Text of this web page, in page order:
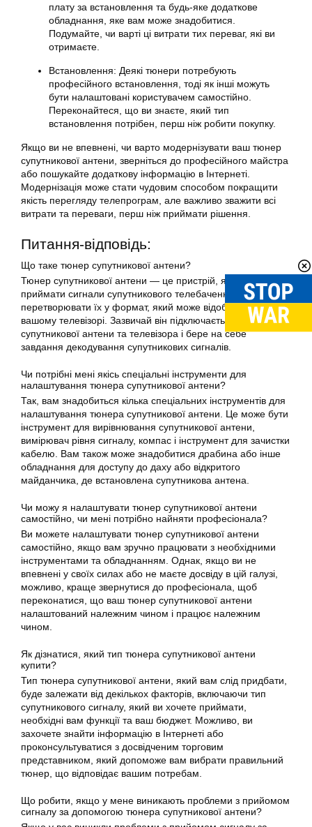
плату за встановлення та будь-яке додаткове
обладнання, яке вам може знадобитися.
Подумайте, чи варті ці витрати тих переваг, які ви
отримаєте.
Встановлення: Деякі тюнери потребують
професійного встановлення, тоді як інші можуть
бути налаштовані користувачем самостійно.
Переконайтеся, що ви знаєте, який тип
встановлення потрібен, перш ніж робити покупку.
Якщо ви не впевнені, чи варто модернізувати ваш тюнер
супутникової антени, зверніться до професійного майстра
або пошукайте додаткову інформацію в Інтернеті.
Модернізація може стати чудовим способом покращити
якість перегляду телепрограм, але важливо зважити всі
витрати та переваги, перш ніж приймати рішення.
Питання-відповідь:
Що таке тюнер супутникової антени?
Тюнер супутникової антени — це пристрій, який дозволяє
приймати сигнали супутникового телебачення і
перетворювати їх у формат, який може відображатися на
вашому телевізорі. Зазвичай він підключається до
супутникової антени та телевізора і бере на себе
завдання декодування супутникових сигналів.
Чи потрібні мені якісь спеціальні інструменти для
налаштування тюнера супутникової антени?
Так, вам знадобиться кілька спеціальних інструментів для
налаштування тюнера супутникової антени. Це може бути
інструмент для вирівнювання супутникової антени,
вимірювач рівня сигналу, компас і інструмент для зачистки
кабелю. Вам також може знадобитися драбина або інше
обладнання для доступу до даху або відкритого
майданчика, де встановлена супутникова антена.
Чи можу я налаштувати тюнер супутникової антени
самостійно, чи мені потрібно найняти професіонала?
Ви можете налаштувати тюнер супутникової антени
самостійно, якщо вам зручно працювати з необхідними
інструментами та обладнанням. Однак, якщо ви не
впевнені у своїх силах або не маєте досвіду в цій галузі,
можливо, краще звернутися до професіонала, щоб
переконатися, що ваш тюнер супутникової антени
налаштований належним чином і працює належним
чином.
Як дізнатися, який тип тюнера супутникової антени
купити?
Тип тюнера супутникової антени, який вам слід придбати,
буде залежати від декількох факторів, включаючи тип
супутникового сигналу, який ви хочете приймати,
необхідні вам функції та ваш бюджет. Можливо, ви
захочете знайти інформацію в Інтернеті або
проконсультуватися з досвідченим торговим
представником, який допоможе вам вибрати правильний
тюнер , що відповідає вашим потребам.
Що робити, якщо у мене виникають проблеми з прийомом
сигналу за допомогою тюнера супутникової антени?